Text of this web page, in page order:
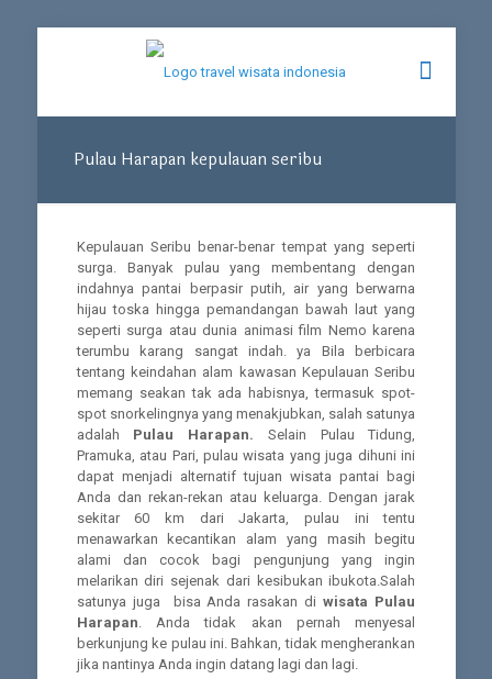
Pulau Harapan kepulauan seribu
Kepulauan Seribu benar-benar tempat yang seperti
surga. Banyak pulau yang membentang dengan
indahnya pantai berpasir putih, air yang berwarna
hijau toska hingga pemandangan bawah laut yang
seperti surga atau dunia animasi film Nemo karena
terumbu karang sangat indah. ya Bila berbicara
tentang keindahan alam kawasan Kepulauan Seribu
memang seakan tak ada habisnya, termasuk spot-
spot snorkelingnya yang menakjubkan, salah satunya
adalah Pulau Harapan. Selain Pulau Tidung,
Pramuka, atau Pari, pulau wisata yang juga dihuni ini
dapat menjadi alternatif tujuan wisata pantai bagi
Anda dan rekan-rekan atau keluarga. Dengan jarak
sekitar 60 km dari Jakarta, pulau ini tentu
menawarkan kecantikan alam yang masih begitu
alami dan cocok bagi pengunjung yang ingin
melarikan diri sejenak dari kesibukan ibukota.Salah
satunya juga bisa Anda rasakan diwisata Pulau
Harapan. Anda tidak akan pernah menyesal
berkunjung ke pulau ini. Bahkan, tidak mengherankan
jika nantinya Anda ingin datang lagi dan lagi.